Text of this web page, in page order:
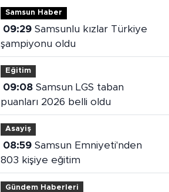
Samsun Haber
09:29Samsunlu kızlar Türkiye
şampiyonu oldu
Eğitim
09:08Samsun LGS taban
puanları 2026 belli oldu
Asayiş
08:59Samsun Emniyeti'nden
803 kişiye eğitim
Gündem Haberleri